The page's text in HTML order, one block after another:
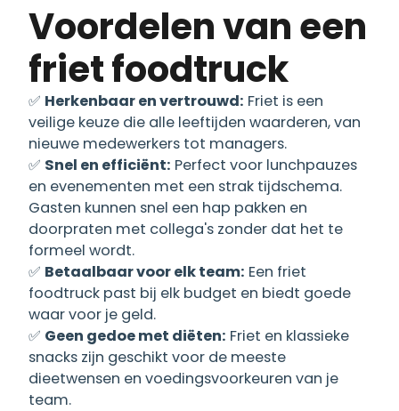
Voordelen van een
friet foodtruck
✅ Herkenbaar en vertrouwd: Friet is een
veilige keuze die alle leeftijden waarderen, van
nieuwe medewerkers tot managers.
✅ Snel en efficiënt: Perfect voor lunchpauzes
en evenementen met een strak tijdschema.
Gasten kunnen snel een hap pakken en
doorpraten met collega's zonder dat het te
formeel wordt.
✅ Betaalbaar voor elk team: Een friet
foodtruck past bij elk budget en biedt goede
waar voor je geld.
✅ Geen gedoe met diëten: Friet en klassieke
snacks zijn geschikt voor de meeste
dieetwensen en voedingsvoorkeuren van je
team.